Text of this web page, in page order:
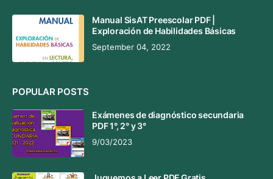
Manual SisAT Preescolar PDF |
Exploración de Habilidades Básicas
September 04, 2022
POPULAR POSTS
Exámenes de diagnóstico secundaria
PDF 1°, 2° y 3°
9/03/2023